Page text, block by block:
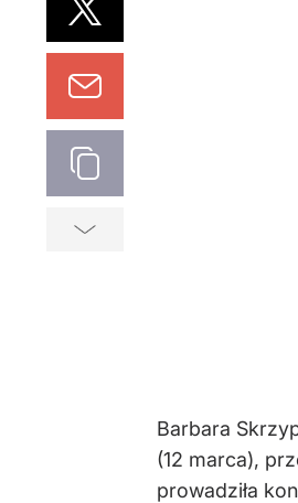
Barbara
(12 marca),
prowadziła